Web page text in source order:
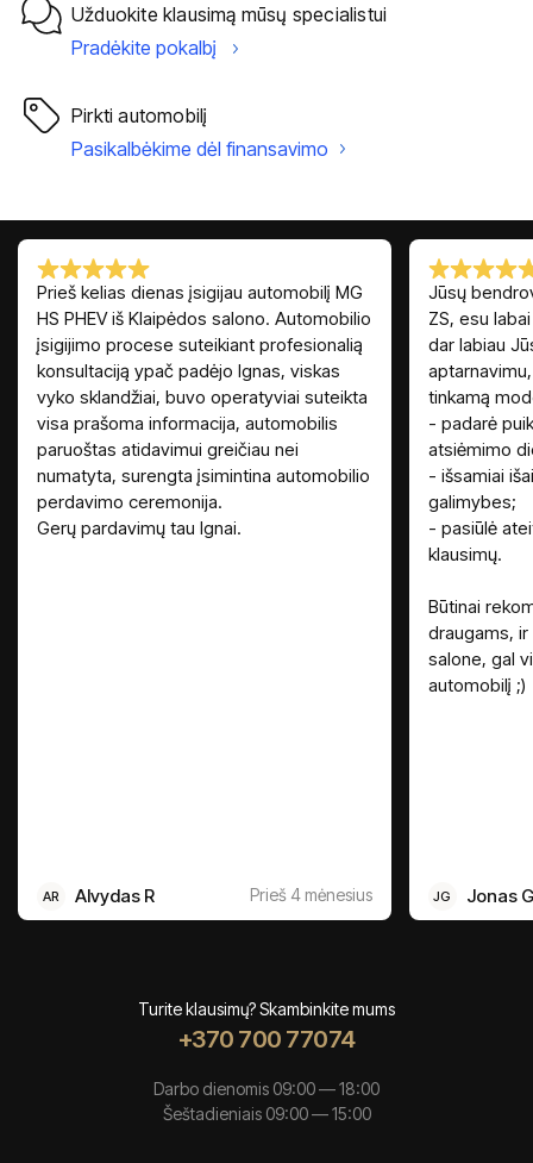
Užduokite klausimą mūsų specialistui
Pradėkite pokalbį
Pirkti automobilį
Pasikalbėkime dėl finansavimo
Prieš kelias dienas įsigijau automobilį MG
HS PHEV iš Klaipėdos salono. Automobilio
įsigijimo procese suteikiant profesionalią
konsultaciją ypač padėjo Ignas, viskas
vyko sklandžiai, buvo operatyviai suteikta
visa prašoma informacija, automobilis
paruoštas atidavimui greičiau nei
numatyta, surengta įsimintina automobilio
perdavimo ceremonija.
Gerų pardavimų tau Ignai.
AR Alvydas R Prieš 4 mėnesius
Jūsų
ZS, esu
dar labiau
tinkamą
- padarė
atsiėmimo
- išsamiai
galimybes;
- pasiūlė
klausimų.
Būtinai
draugams,
salone, gal
automobilį ;)
JG Jonas G
Turite klausimų? Skambinkite mums
+370 700 77074
Darbo dienomis 09:00 — 18:00
Šeštadieniais 09:00 — 15:00